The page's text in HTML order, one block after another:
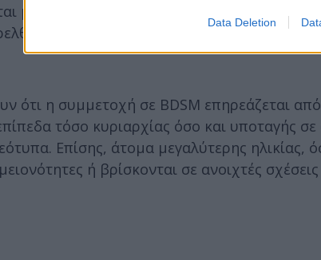
Data Deletion
μαζί δεν σημαίνει ότι το ένα προκαλεί το
– ούτε ότι όσοι έχουν τραυματικό
ότι η συμμετοχή σε BDSM επηρεάζεται
τόσο κυριαρχίας όσο και υποταγής σε
Επίσης, άτομα μεγαλύτερης ηλικίας,
ή βρίσκονται σε ανοιχτές